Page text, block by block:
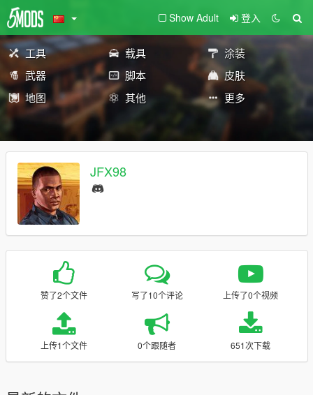
Show Adult 登入
工具 载具
涂装
武器
脚本
皮肤
地图
其他 更多
JFX98
赞了2个文件 写了10个评论 上传了0个视频
上传1个文件 0个跟随者 651次下载